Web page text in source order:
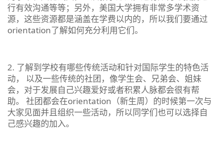
行有效沟通等等；另外，美国大学拥有非常多学术资
源，这些资源都是涵盖在学费以内的，所以我们要通过
orientation了解如何充分利用它们。
2. 了解到学校有哪些传统活动和针对国际学生的特色活
动， 以及一些传统的社团，像学生会、兄弟会、姐妹
会，对于发展自己兴趣爱好或者积累人脉都会很有帮
助。 社团都会在orientation（新生周）的时候第一次与
大家见面并且组织一些活动，所以同学们也可以选择自
己感兴趣的加入。